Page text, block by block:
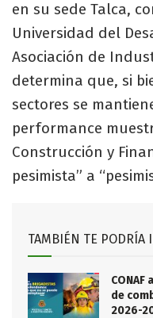
en su sede Talca,
Universidad del
Asociación de
determina que, si
sectores se
performance
Construcción y
pesimista” a
TAMBIÉN TE PODRÍA
de
2026-